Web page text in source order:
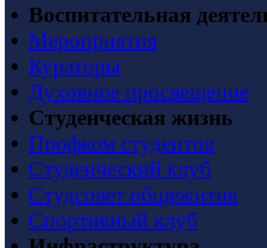
Воспитательная
Мероприятия
Кураторы
Духовное просвещение
Студенческая жизнь
Профком студентов
Студенческий клуб
Студсовет общежития
Спортивный клуб